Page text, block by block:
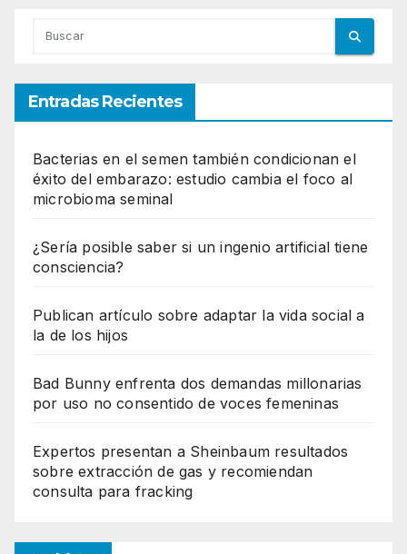
Entradas Recientes
Bacterias en el semen también condicionan el
éxito del embarazo: estudio cambia el foco al
microbioma seminal
¿Sería posible saber si un ingenio artificial tiene
consciencia?
Publican artículo sobre adaptar la vida social a
la de los hijos
Bad Bunny enfrenta dos demandas millonarias
por uso no consentido de voces femeninas
Expertos presentan a Sheinbaum resultados
sobre extracción de gas y recomiendan
consulta para fracking